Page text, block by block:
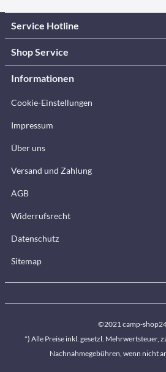
Service Hotline
Shop Service
Informationen
Cookie-Einstellungen
Impressum
Über uns
Versand und Zahlung
AGB
Widerrufsrecht
Datenschutz
Sitemap
©2021 camp-
*) Alle Preise inkl. gesetzl. Mehrwertsteuer,
Nachnahmegebühren, wenn nicht